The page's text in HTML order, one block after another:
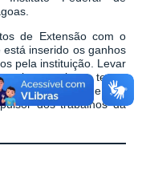
de Extensão com o
inserido os ganhos
pela instituição. Levar
que isso, tentar
mesmo que em
dos trabalhos da